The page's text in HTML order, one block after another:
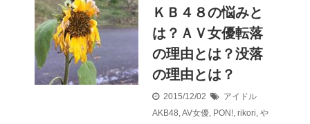
ＫＢ４８の悩みと
は？ＡＶ女優転落
の理由とは？没落
の理由とは？
2015/12/02
アイドル
AKB48,AV女優, PON!, rikori, や